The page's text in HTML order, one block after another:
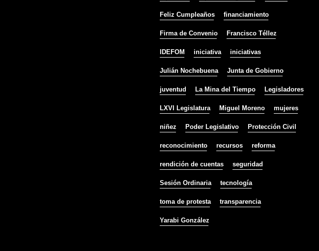
Feliz Cumpleaños financiamiento
Firma de Convenio Francisco Téllez
IDEFOM iniciativa iniciativas
Julián Nochebuena Junta de Gobierno
juventud La Mina del Tiempo Legisladores
LXVI Legislatura Miguel Moreno mujeres
niñez Poder Legislativo Protección Civil
reconocimiento recursos reforma
rendición de cuentas seguridad
Sesión Ordinaria tecnología
toma de protesta transparencia
Yarabi González